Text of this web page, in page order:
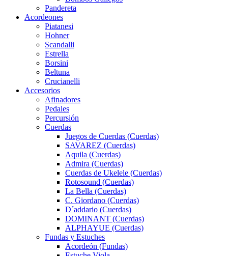
Pandereta
Acordeones
Piatanesi
Hohner
Scandalli
Estrella
Borsini
Beltuna
Crucianelli
Accesorios
Afinadores
Pedales
Percursión
Cuerdas
Juegos de Cuerdas (Cuerdas)
SAVAREZ (Cuerdas)
Aquila (Cuerdas)
Admira (Cuerdas)
Cuerdas de Ukelele (Cuerdas)
Rotosound (Cuerdas)
La Bella (Cuerdas)
C. Giordano (Cuerdas)
D´addario (Cuerdas)
DOMINANT (Cuerdas)
ALPHAYUE (Cuerdas)
Fundas y Estuches
Acordeón (Fundas)